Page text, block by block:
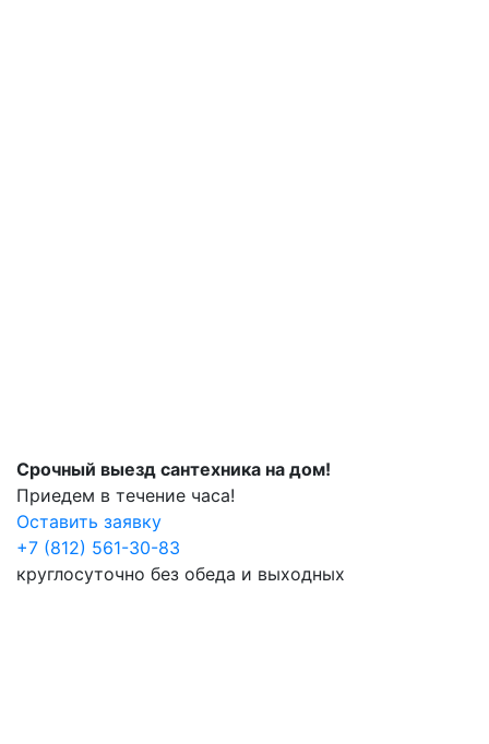
Срочный выезд сантехника на дом!
Приедем в течение часа!
Оставить заявку
+7 (812) 561-30-83
круглосуточно без обеда и выходных